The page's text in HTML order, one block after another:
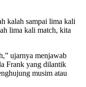
kalah sampai lima kali
lima kali match, kita
ujarnya menjawab
Frank yang dilantik
musim atau